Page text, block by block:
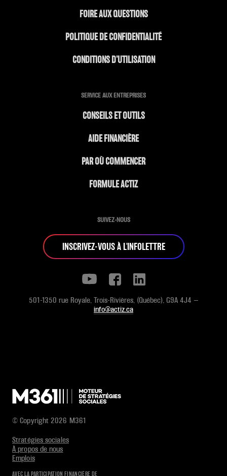
FOIRE AUX QUESTIONS
POLITIQUE DE CONFIDENTIALITÉ
CONDITIONS D’UTILISATION
SERVICE AUX ENTREPRISES
CONSEILS ET OUTILS
AIDE FINANCIÈRE
PAR OÙ COMMENCER
FORMULE ACTIZ
SUIVEZ-NOUS
INSCRIVEZ-VOUS À L'INFOLETTRE
501-1350 rue Royale, Trois-Rivières, (Québec), G9A 4J4 —
info@actiz.ca
© Copyright 2026 M361
Stratégies sociales
À propos de nous
Emplois
AVEC LA PARTICIPATION FINANCIÈRE DE